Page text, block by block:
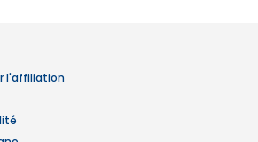
l'affiliation